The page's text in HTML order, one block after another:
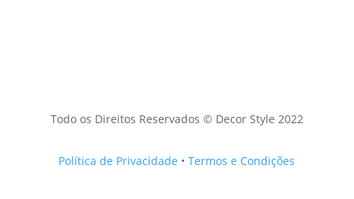
Todo os Direitos Reservados © Decor Style 2022
Política de Privacidade •Termos e Condições